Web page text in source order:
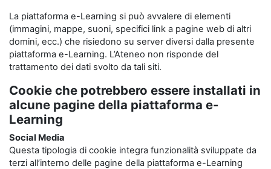
La piattaforma e-Learning si può avvalere di elementi
(immagini, mappe, suoni, specifici link a pagine web di altri
domini, ecc.) che risiedono su server diversi dalla presente
piattaforma e-Learning. L’Ateneo non risponde del
trattamento dei dati svolto da tali siti.
Cookie che potrebbero essere installati in
alcune pagine della piattaforma e-
Learning
Social Media
Questa tipologia di cookie integra funzionalità sviluppate da
terzi all’interno delle pagine della piattaforma e-Learning